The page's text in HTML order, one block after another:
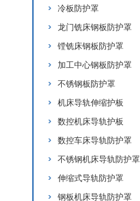
冷板防护罩
龙门铣床钢板防护罩
镗铣床钢板防护罩
加工中心钢板防护罩
不锈钢板防护罩
机床导轨伸缩护板
数控机床导轨护板
数控车床导轨防护罩
不锈钢机床导轨防护罩
伸缩式导轨防护罩
钢板机床导轨防护罩